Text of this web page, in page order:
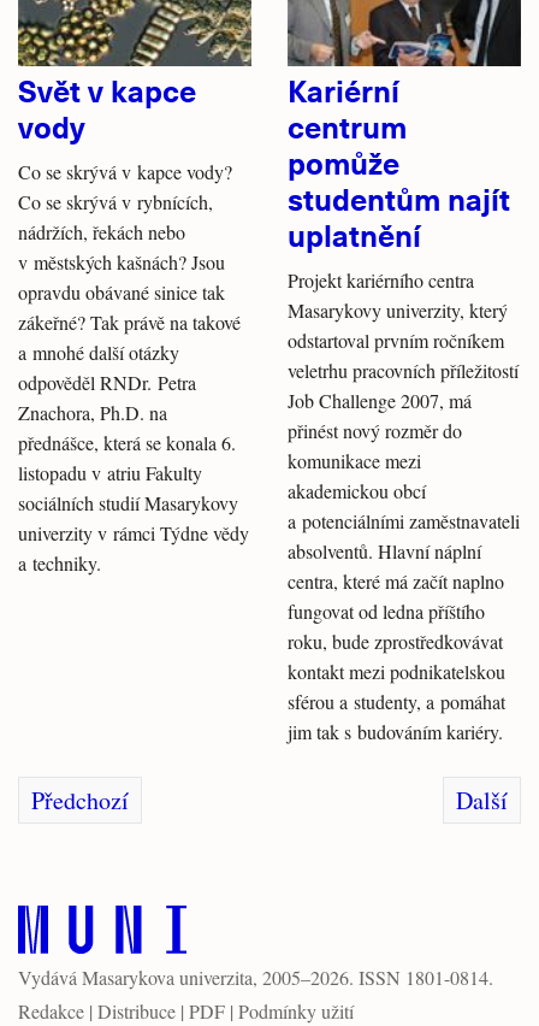
Svět v kapce
vody
Co se skrývá v kapce vody?
Co se skrývá v rybnících,
nádržích, řekách nebo
v městských kašnách? Jsou
opravdu obávané sinice tak
zákeřné? Tak právě na takové
a mnohé další otázky
odpověděl RNDr. Petra
Znachora, Ph.D. na
přednášce, která se konala 6.
listopadu v atriu Fakulty
sociálních studií Masarykovy
univerzity v rámci Týdne vědy
a techniky.
Kariérní
centrum
pomůže
studentům najít
uplatnění
Projekt kariérního centra
Masarykovy univerzity, který
odstartoval prvním ročníkem
veletrhu pracovních příležitostí
Job Challenge 2007, má
přinést nový rozměr do
komunikace mezi
akademickou obcí
a potenciálními zaměstnavateli
absolventů. Hlavní náplní
centra, které má začít naplno
fungovat od ledna příštího
roku, bude zprostředkovávat
kontakt mezi podnikatelskou
sférou a studenty, a pomáhat
jim tak s budováním kariéry.
Předchozí Další
Vydává Masarykova univerzita, 2005–2026. ISSN 1801-0814.
Redakce | Distribuce | PDF | Podmínky užití